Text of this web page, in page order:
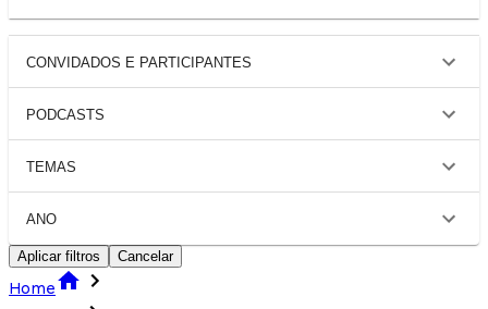
CONVIDADOS E PARTICIPANTES
PODCASTS
TEMAS
ANO
Aplicar filtros Cancelar
Home